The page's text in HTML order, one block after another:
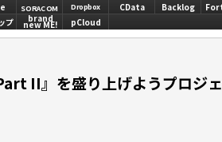
SORACOM Dropbox CData Backlog
プ brand
new ME! pCloud
II』を盛り上げようプロジ